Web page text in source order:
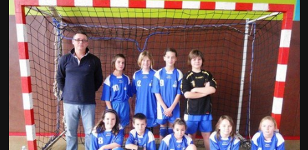
LIENS & INFOS
SPONSORS
PHOTOS
ANIMATIONS